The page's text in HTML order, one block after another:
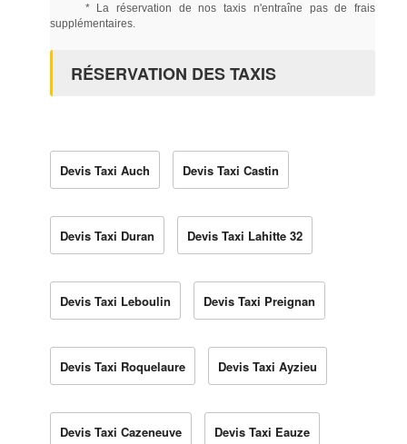
* La réservation de nos taxis n'entraîne pas de frais
supplémentaires.
RÉSERVATION DES TAXIS
Devis Taxi Auch Devis Taxi Castin
Devis Taxi Duran Devis Taxi Lahitte 32
Devis Taxi Leboulin Devis Taxi Preignan
Devis Taxi Roquelaure Devis Taxi Ayzieu
Devis Taxi Cazeneuve Devis Taxi Eauze